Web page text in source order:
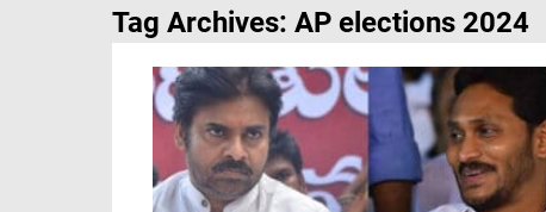
Tag Archives: AP elections 2024